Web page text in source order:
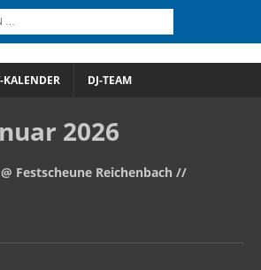
KALENDER DJ-TEAM
2026
Festscheune Reichenbach //